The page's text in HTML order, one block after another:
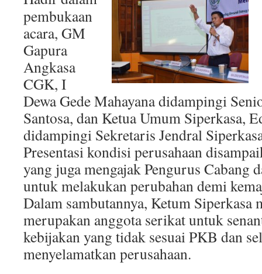
pembukaan
acara, GM
Gapura
Angkasa
CGK, I
Dewa Gede Mahayana didampingi
Santosa, dan Ketua Umum Siperkasa,
didampingi Sekretaris Jendral
Presentasi kondisi perusahaan
yang juga mengajak Pengurus Cabang
untuk melakukan perubahan demi
Dalam sambutannya, Ketum Siperkasa
merupakan anggota serikat untuk
kebijakan yang tidak sesuai PKB dan
menyelamatkan perusahaan.